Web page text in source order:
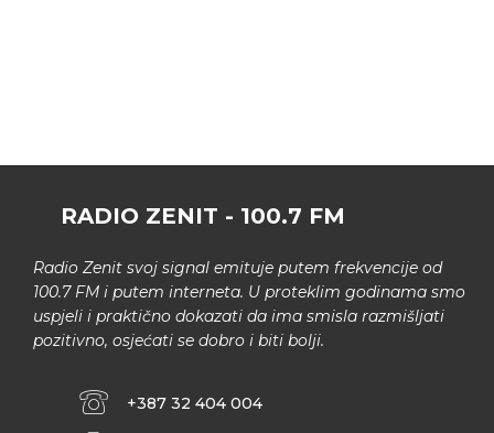
RADIO ZENIT - 100.7 FM
Radio Zenit svoj signal emituje putem frekvencije od
100.7 FM i putem interneta. U proteklim godinama smo
uspjeli i praktično dokazati da ima smisla razmišljati
pozitivno, osjećati se dobro i biti bolji.
+387 32 404 004